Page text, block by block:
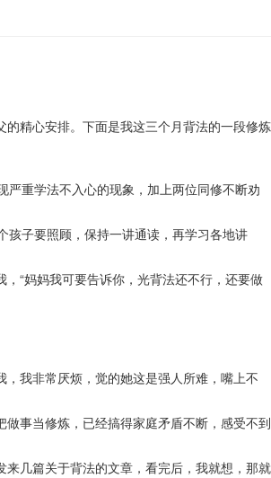
精心安排。下面是我这三个月背法的一段修炼
重学法不入心的现象，加上两位同修不断劝
孩子要照顾，保持一讲通读，再学习各地讲
“妈妈我可要告诉你，光背法还不行，还要做
我非常厌烦，觉的她这是强人所难，嘴上不
事当修炼，已经搞得家庭矛盾不断，感受不到
几篇关于背法的文章，看完后，我就想，那就